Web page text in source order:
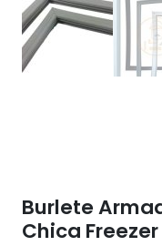
Burlete
Chica